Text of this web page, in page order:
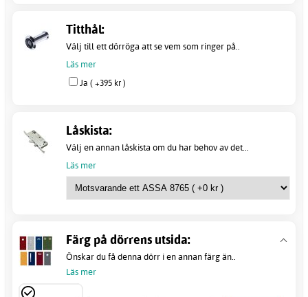
Titthål:
Välj till ett dörröga att se vem som ringer på..
Läs mer
Ja ( +395 kr )
Låskista:
Välj en annan låskista om du har behov av det...
Läs mer
Färg på dörrens utsida:
Önskar du få denna dörr i en annan färg än..
Läs mer